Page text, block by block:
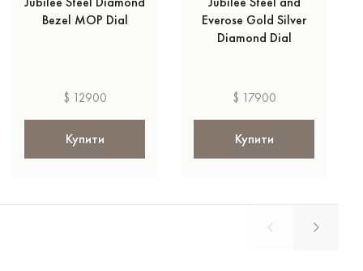
Bezel MOP Dial
$ 12900
Купити
Everose Gold Silver
Diamond Dial
$ 17900
Купити